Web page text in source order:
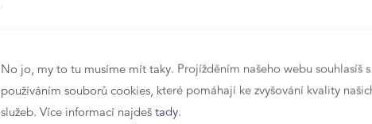
No jo, my to tu musíme mít taky. Projížděním našeho webu souhlasíš s
používáním souborů cookies, které pomáhají ke zvyšování kvality
služeb. Více informací najdeš tady.